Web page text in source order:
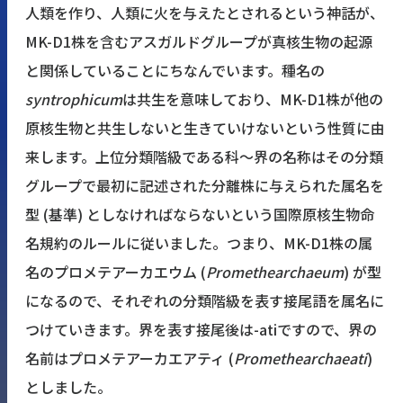
人類を作り、人類に火を与えたとされるという神話が、
MK-D1株を含むアスガルドグループが真核生物の起源
と関係していることにちなんでいます。種名の
syntrophicumは共生を意味しており、MK-D1株が他の
原核生物と共生しないと生きていけないという性質に由
来します。上位分類階級である科〜界の名称はその分類
グループで最初に記述された分離株に与えられた属名を
型 (基準) としなければならないという国際原核生物命
名規約のルールに従いました。つまり、MK-D1株の属
名のプロメテアーカエウム (Promethearchaeum) が型
になるので、それぞれの分類階級を表す接尾語を属名に
つけていきます。界を表す接尾後は-atiですので、界の
名前はプロメテアーカエアティ (Promethearchaeati)
としました。